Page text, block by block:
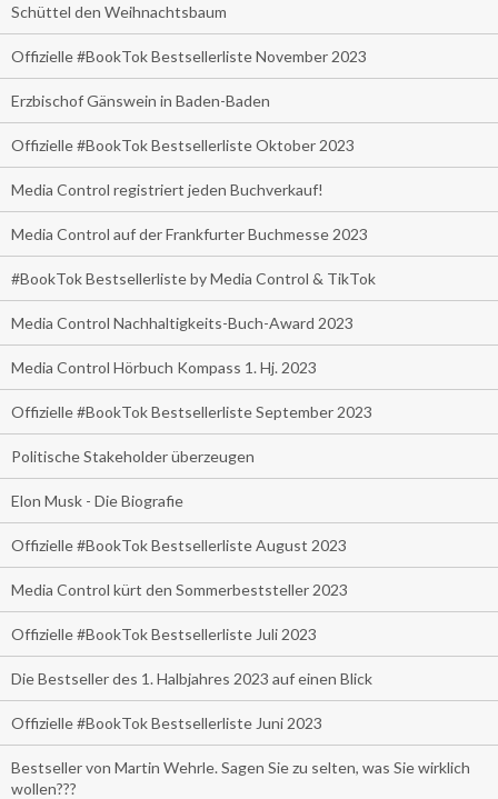
Schüttel den Weihnachtsbaum
Offizielle #BookTok Bestsellerliste November 2023
Erzbischof Gänswein in Baden-Baden
Offizielle #BookTok Bestsellerliste Oktober 2023
Media Control registriert jeden Buchverkauf!
Media Control auf der Frankfurter Buchmesse 2023
#BookTok Bestsellerliste by Media Control & TikTok
Media Control Nachhaltigkeits-Buch-Award 2023
Media Control Hörbuch Kompass 1. Hj. 2023
Offizielle #BookTok Bestsellerliste September 2023
Politische Stakeholder überzeugen
Elon Musk - Die Biografie
Offizielle #BookTok Bestsellerliste August 2023
Media Control kürt den Sommerbeststeller 2023
Offizielle #BookTok Bestsellerliste Juli 2023
Die Bestseller des 1. Halbjahres 2023 auf einen Blick
Offizielle #BookTok Bestsellerliste Juni 2023
Bestseller von Martin Wehrle. Sagen Sie zu selten, was Sie wirklich
wollen???